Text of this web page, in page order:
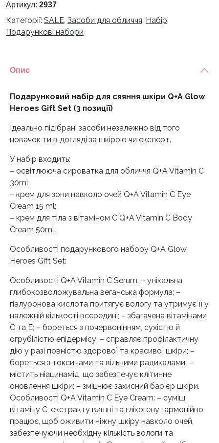
Артикул: 2937
Категорії: SALE, Засоби для обличчя, Набір,
Подарункові набори
Опис
Подарунковий набір для сяяння шкіри Q+A Glow
Heroes Gift Set (3 позиції)
Ідеально підібрані засоби незалежно від того
новачок ти в догляді за шкірою чи експерт.
У набір входить:
– освітлююча сироватка для обличчя Q+A Vitamin C
30ml;
– крем для зони навколо очей Q+A Vitamin C Eye
Cream 15 ml;
– крем для тіла з вітаміном С Q+A Vitamin C Body
Cream 50ml.
Особливості подарункового набору Q+A Glow
Heroes Gift Set:
Особливості Q+A Vitamin C Serum: – унікальна
глибокозволожувальна веганська формула; –
гіалуронова кислота притягує вологу та утримує її у
належній кількості всередині; – збагачена вітамінами
С та Е; – бореться з почервонінням, сухістю й
огрубілістю епідермісу; – справляє профілактичну
дію у разі повністю здорової та красивої шкіри; –
бореться з токсинами та вільними радикалами; –
містить ніацинамід, що забезпечує клітинне
оновлення шкіри; – зміцнює захисний бар’єр шкіри.
Особливості Q+A Vitamin C Eye Cream: – суміш
вітаміну С, екстракту вишні та глікогену гармонійно
працює, щоб оживити ніжну шкіру навколо очей,
забезпечуючи необхідну кількість вологи та